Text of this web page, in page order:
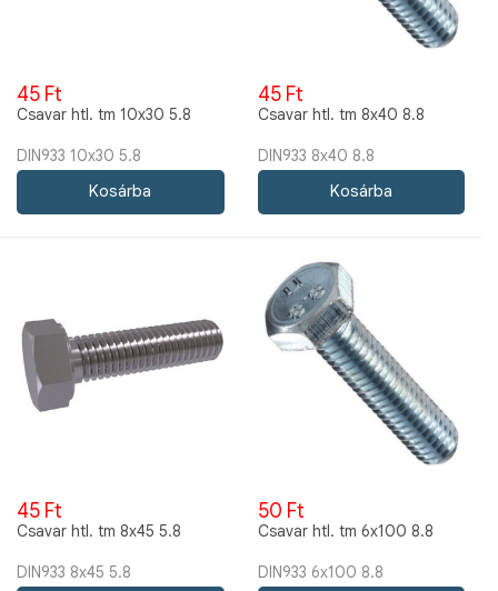
45 Ft
Csavar htl. tm 10x30 5.8
DIN933 10x30 5.8
45 Ft
Csavar htl. tm 8x40 8.8
DIN933 8x40 8.8
45 Ft
Csavar htl. tm 8x45 5.8
DIN933 8x45 5.8
50 Ft
Csavar htl. tm 6x100 8.8
DIN933 6x100 8.8